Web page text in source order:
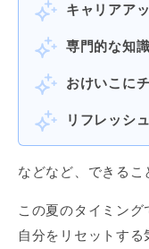
キャリアア
専門的な知
おけいこに
リフレッシ
などなど、できるこ
この夏のタイミン
自分をリセットす